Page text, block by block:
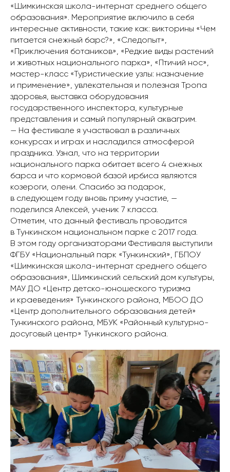
«Шимкинская школа-интернат среднего общего
образования». Мероприятие включило в себя
интересные активности, такие как: викторины «Чем
питается снежный барс?», «Следопыт»,
«Приключения ботаников», «Редкие виды растений
и животных национального парка», «Птичий нос»,
мастер-класс «Туристические узлы: назначение
и применение», увлекательная и полезная Тропа
здоровья, выставка оборудования
государственного инспектора, культурные
представления и самый популярный аквагрим.
— На фестивале я участвовал в различных
конкурсах и играх и насладился атмосферой
праздника. Узнал, что на территории
национального парка обитает всего 4 снежных
барса и что кормовой базой ирбиса являются
козероги, олени. Спасибо за подарок,
в следующем году вновь приму участие, —
поделился Алексей, ученик 7 класса.
Отметим, что данный фестиваль проводится
в Тункинском национальном парке с 2017 года.
В этом году организаторами Фестиваля выступили
ФГБУ «Национальный парк «Тункинский», ГБПОУ
«Шимкинская школа-интернат среднего общего
образования», Шимкинский сельский дом культуры,
МАУ ДО «Центр детско-юношеского туризма
и краеведения» Тункинского района, МБОО ДО
«Центр дополнительного образования детей»
Тункинского района, МБУК «Районный культурно-
досуговый центр» Тункинского района.